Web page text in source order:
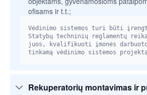
ofisams ir t.t.;
Vėdinimo sistemos turi būti
Statybų techninių reglamentų
juos, kvalifikuoti įmonės
tinkamą vėdinimo sistemos
Rekuperatorių montavimas ir